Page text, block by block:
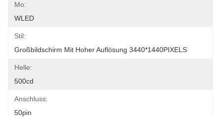
Mo:
WLED
Stil:
Großbildschirm Mit Hoher Auflösung 3440*1440PIXELS
Helle:
500cd
Anschluss:
50pin